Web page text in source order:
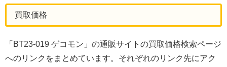
買取価格
「BT23-019 ゲコモン」の通販サイトの買取価格検索ページ
へのリンクをまとめています。それぞれのリンク先にアク